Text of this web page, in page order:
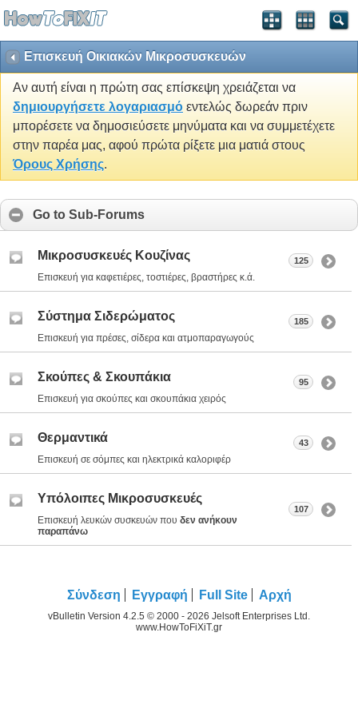
Επισκευή Οικιακών Μικροσυσκευών
Αν αυτή είναι η πρώτη σας επίσκεψη χρειάζεται να
δημιουργήσετε λογαριασμό εντελώς δωρεάν πριν
μπορέσετε να δημοσιεύσετε μηνύματα και να συμμετέχετε
στην παρέα μας, αφού πρώτα ρίξετε μια ματιά στους
Όρους Χρήσης.
Go to Sub-Forums
Μικροσυσκευές Κουζίνας
Επισκευή για καφετιέρες, τοστιέρες, βραστήρες κ.ά.
125
Σύστημα Σιδερώματος
Επισκευή για πρέσες, σίδερα και ατμοπαραγωγούς
185
Σκούπες & Σκουπάκια
Επισκευή για σκούπες και σκουπάκια χειρός
95
Θερμαντικά
Επισκευή σε σόμπες και ηλεκτρικά καλοριφέρ
43
Υπόλοιπες Μικροσυσκευές
Επισκευή λευκών συσκευών που δεν ανήκουν
παραπάνω
107
Σύνδεση Εγγραφή Full Site Αρχή
vBulletin Version 4.2.5 © 2000 - 2026 Jelsoft Enterprises Ltd.
www.HowToFiXiT.gr